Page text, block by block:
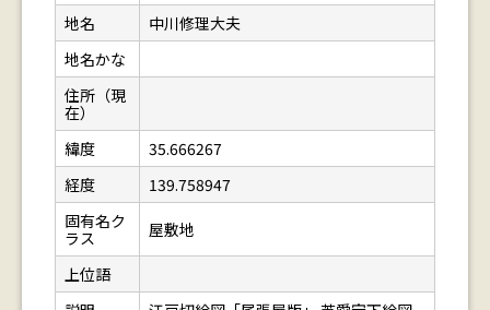
地名
中川修理大夫
地名かな
住所（現
在）
緯度
35.666267
経度
139.758947
固有名ク
ラス
屋敷地
上位語